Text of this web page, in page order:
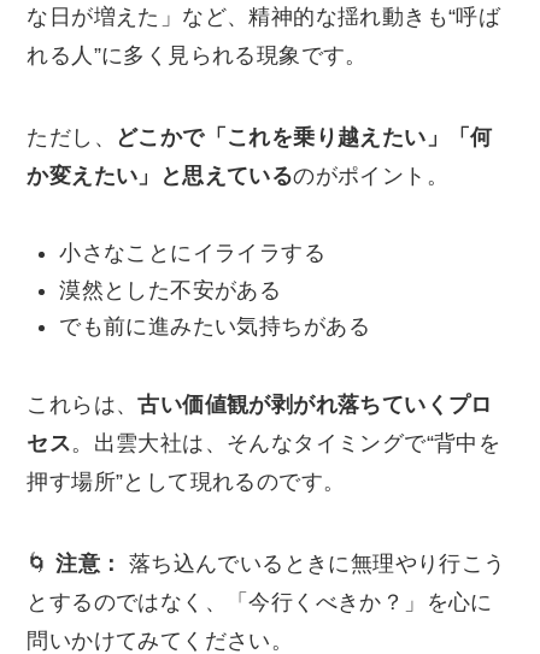
な日が増えた」など、精神的な揺れ動きも“呼ば
れる人”に多く見られる現象です。
ただし、
どこかで「これを乗り越えたい」「何
か変えたい」と思えているのがポイント。
小さなことにイライラする
漠然とした不安がある
でも前に進みたい気持ちがある
これらは、古い価値観が剥がれ落ちていくプロ
セス。出雲大社は、そんなタイミングで“背中を
押す場所”として現れるのです。
🌀注意：
落ち込んでいるときに無理やり行こう
とするのではなく、「今行くべきか？」を心に
問いかけてみてください。